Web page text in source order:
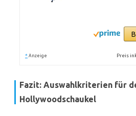
* Anzeige Preis
Fazit: Auswahlkriterien für
Hollywoodschaukel